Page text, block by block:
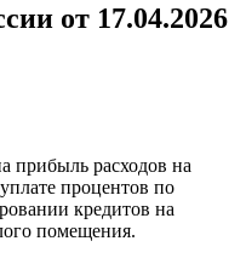
от 17.04.2026
прибыль расходов на
процентов по
кредитов на
помещения.